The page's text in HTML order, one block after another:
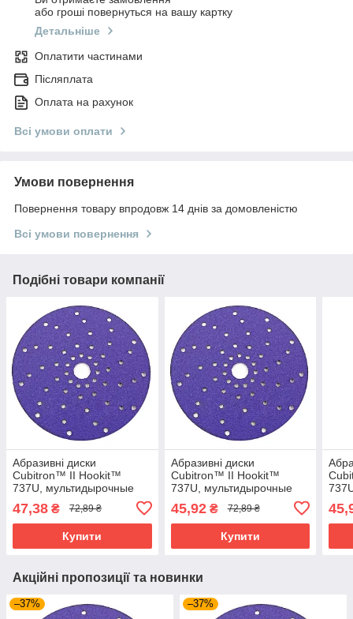
або гроші повернуться на вашу картку
Детальніше
Оплатити частинами
Післяплата
Оплата на рахунок
Всі умови оплати
Умови повернення
Повернення товару впродовж 14 днів за домовленістю
Всі умови повернення
Подібні товари компанії
Абразивні диски
Cubitron™ II Hookit™
737U, мультидырочные
47,38 ₴ 72,89 ₴
Купити
Абразивні диски
Cubitron™ II Hookit™
737U, мультидырочные
45,92₴ 72,89 ₴
Купити
Акційні пропозиції та новинки
–37% –37%